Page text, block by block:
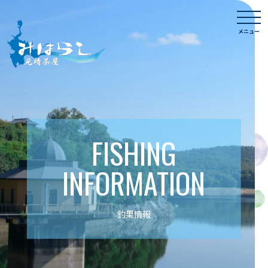
content
メニュー
FISHING
INFORMATION
釣果情報